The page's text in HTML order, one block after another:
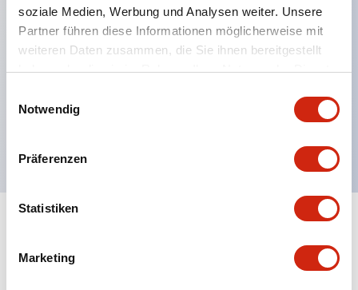
soziale Medien, Werbung und Analysen weiter. Unsere
Partner führen diese Informationen möglicherweise mit
weiteren Daten zusammen, die Sie ihnen bereitgestellt
haben oder die sie im Rahmen Ihrer Nutzung der Dienste
Notwendig
Präferenzen
Statistiken
Marketing
Schutzarten IP40 und IP65 vollständig verfügbar
(IEC 60529)
UL- und CSA-zertifiziert. Entspricht EN (Europa)
Mit speziellem Zubehör leicht auf Φ22 Flash-
Other Specifications